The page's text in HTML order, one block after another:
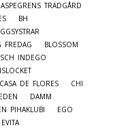
ASPEGRENS TRÄDGÅRD
BH
FREDAG
BLOSSOM
INDEGO
CASA DE FLORES
CHI
DAMM
PIHAKLUBI
EGO
EVITA